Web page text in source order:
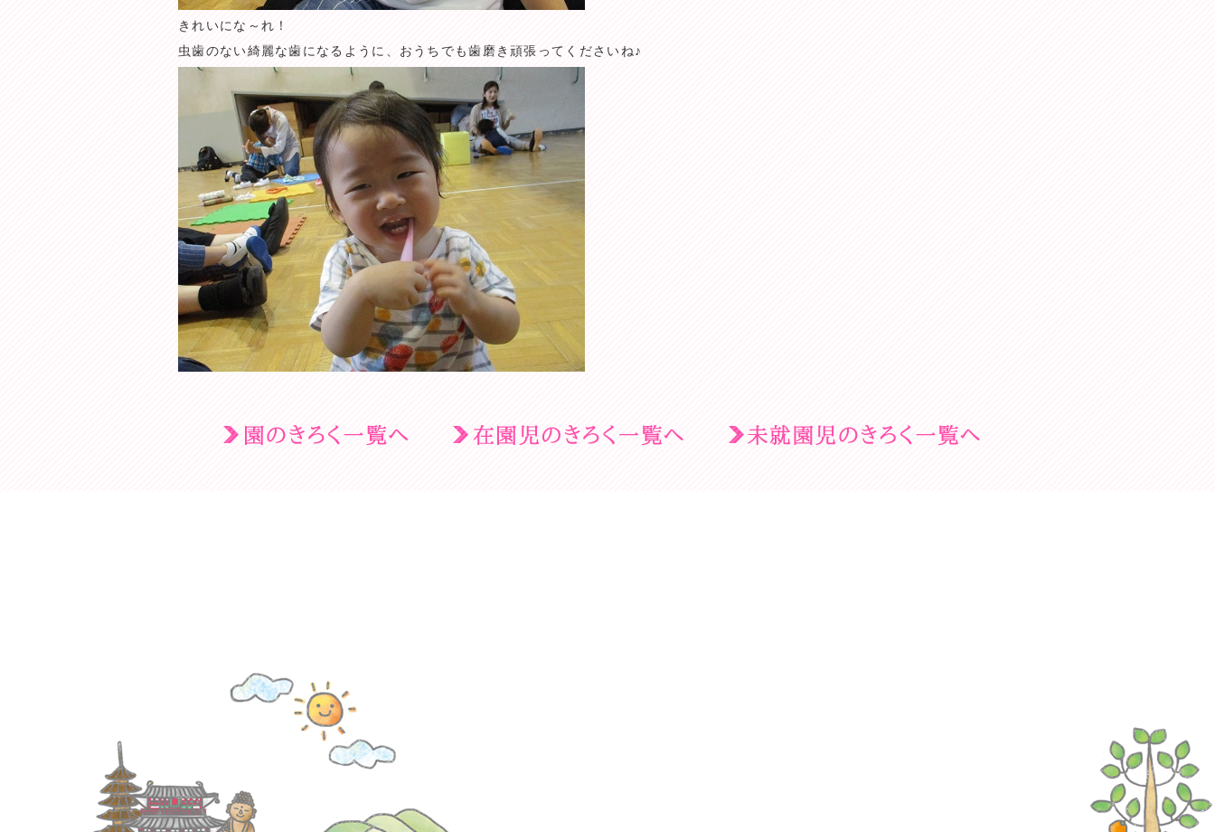
きれいにな～れ！
虫歯のない綺麗な歯になるように、おうちでも歯磨き頑張ってくださいね♪